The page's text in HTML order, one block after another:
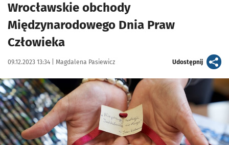
Wrocławskie obchody
Międzynarodowego Dnia Praw
Człowieka
Data publikacji:
09.12.2023 13:34 | Autor:
Magdalena Pasiewicz Udostępnijartykuł
Kliknij, aby powiększyć